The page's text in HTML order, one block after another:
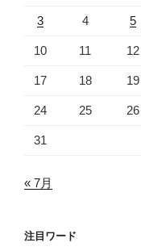
3 4 5
10 11 12
17 18 19
24 25 26
31
« 7月
注目ワード